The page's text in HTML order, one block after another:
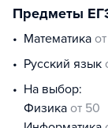
Предметы
математика
русский язык
На выбор:
физика от 50